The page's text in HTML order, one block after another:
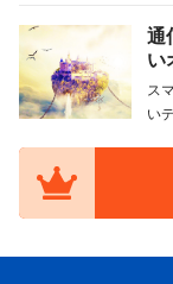
ス
ら
通
い
ス
い
回